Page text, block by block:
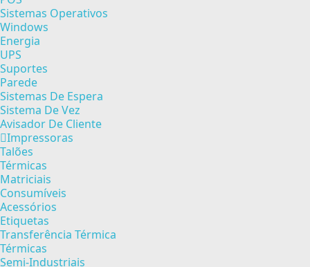
Sistemas Operativos
Windows
Energia
UPS
Suportes
Parede
Sistemas De Espera
Sistema De Vez
Avisador De Cliente
Impressoras
Talões
Térmicas
Matriciais
Consumíveis
Acessórios
Etiquetas
Transferência Térmica
Térmicas
Semi-Industriais